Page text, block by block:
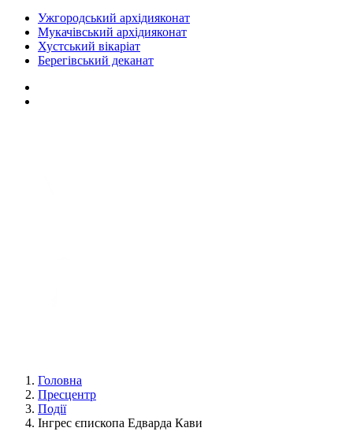
Ужгородський архідияконат
Мукачівський архідияконат
Хустський вікаріат
Берегівський деканат
Головна
Пресцентр
Події
Інгрес єпископа Едварда Кави